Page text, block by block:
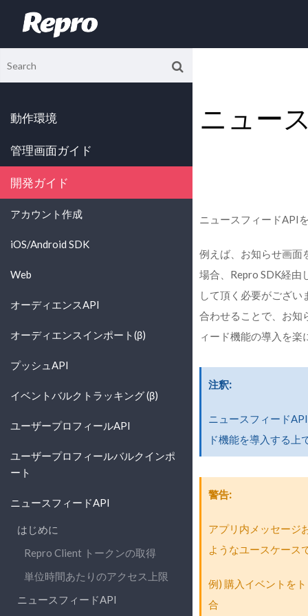
動作環境
管理画面ガイド
開発ガイド
アカウント作成
iOS/Android SDK
Web
オーディエンスAPI
オーディエンスインポート(β)
プッシュAPI
イベントバルクトラッキング (β)
ユーザープロフィールAPI
ユーザープロフィールバルクインポ
ート
ニュースフィードAPI
はじめに
Repro Client トークンの取得
単位時間あたりのアクセス上限
ニュースフィードAPI
ニュー
ニュースフィードAPI
例えば、お知らせ画面
場合、Repro SDK経由
して頂く必要がござ
合わせることで、お知
ィード機能の導入を
注釈
ニュースフィード
ド機能を導入する上
警告
アプリ内メッセージ
ようなユースケース
例) 購入イベントを
合